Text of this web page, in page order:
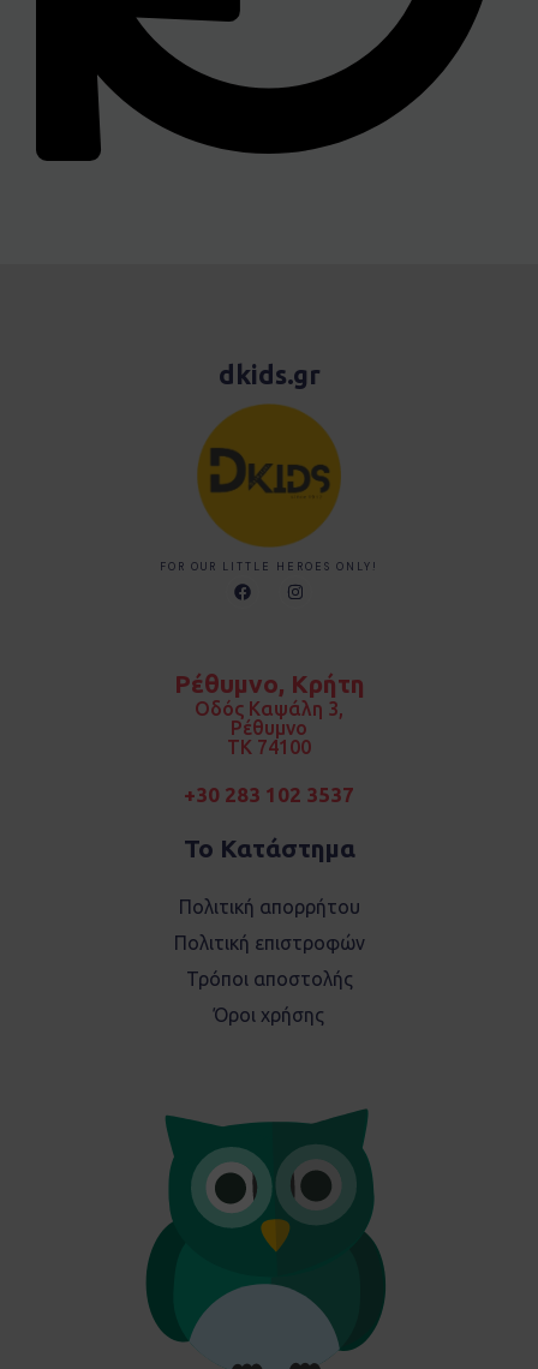
dkids.gr
FOR OUR LITTLE HEROES ONLY!
F
a
o
I
n
r
a
m
Ρέθυμνο, Κρήτη
Οδός Καψάλη 3,
Ρέθυμνο
TK 74100
+30 283 102 3537
Το Κατάστημα
Πολιτική απορρήτου
Πολιτική επιστροφών
Τρόποι αποστολής
Όροι χρήσης